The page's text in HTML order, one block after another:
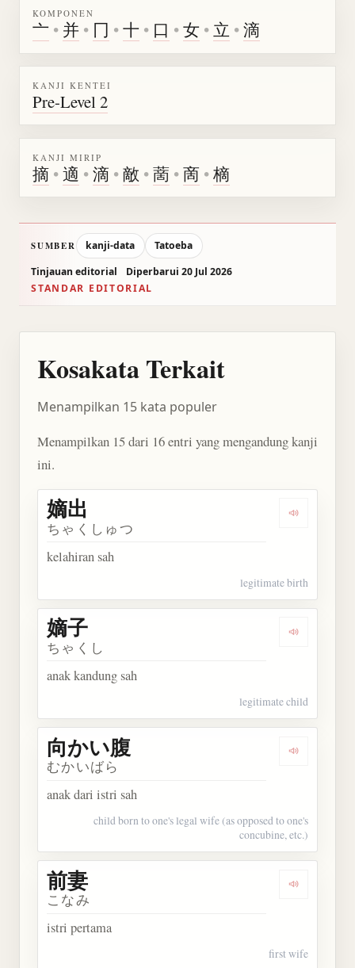
KOMPONEN
亠 • 并 • 冂 •十 • 口 •女 • 立 •滴
KANJI KENTEI
Pre-Level 2
KANJI MIRIP
摘 •適 •滴 •敵 •蔐 •啇 •樀
SUMBER kanji-data
Tatoeba
Tinjauan editorial
Diperbarui 20 Jul 2026
STANDAR EDITORIAL
Kosakata Terkait
Menampilkan 15 kata populer
Menampilkan 15 dari 16 entri yang mengandung kanji
ini.
Dengarkan
嫡出
ちゃくしゅつ
kelahiran sah
legitimate birth
Dengarkan
嫡子
ちゃくし
anak kandung sah
legitimate child
Dengarkan
向かい腹
むかいばら
anak dari istri sah
child born to one's legal wife (as opposed to one's
concubine, etc.)
Dengarkan
前妻
こなみ
istri pertama
first wife